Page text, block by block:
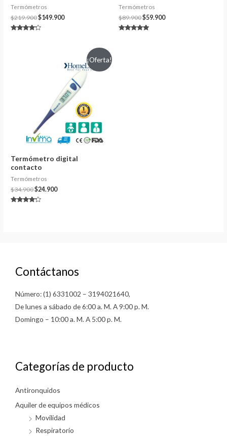
Termómetros
$219.900$149.900
Termómetros
$89.900$59.900
¡Oferta!
Termómetro digital
contacto
Termómetros
$34.900$24.900
Contáctanos
Número: (1) 6331002 – 3194021640,
De lunes a sábado de 6:00 a. M. A 9:00 p. M.
Domingo – 10:00 a. M. A 5:00 p. M.
Categorías de producto
Antironquidos
Aquiler de equipos médicos
Movilidad
Respiratorio